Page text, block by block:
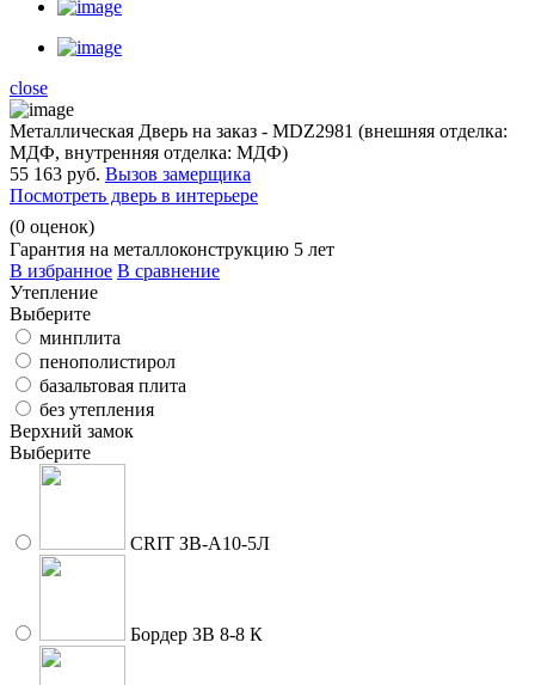
close
Металлическая Дверь на заказ - MDZ2981 (внешняя отделка:
МДФ, внутренняя отделка: МДФ)
55 163 руб. Вызов замерщика
Посмотреть дверь в интерьере
(0 оценок)
Гарантия на металлоконструкцию 5 лет
В избранное В сравнение
Утепление
Выберите
минплита
пенополистирол
базальтовая плита
без утепления
Верхний замок
Выберите
CRIT ЗВ-A10-5Л
Бордер ЗВ 8-8 К